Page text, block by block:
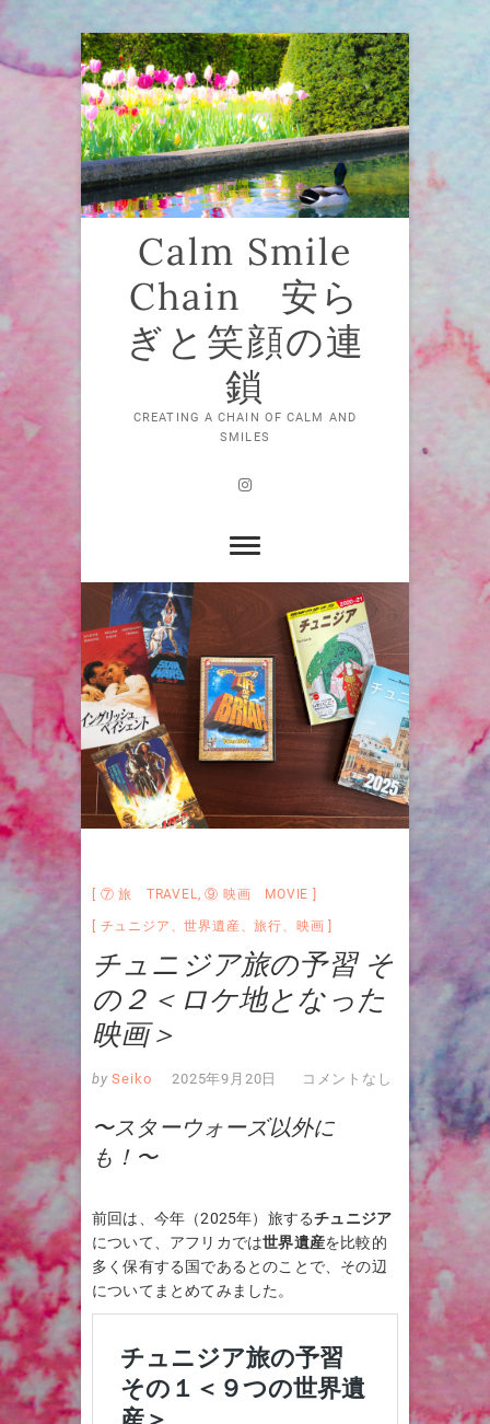
Skip
to
content
Calm Smile
Chain 安ら
ぎと笑顔の連
鎖
CREATING A CHAIN OF CALM AND
SMILES
Instagram
⑦ 旅 TRAVEL ,⑨ 映画 MOVIE
チュニジア 、世界遺産 、旅行 映画
チュニジア旅の予習 そ
の２＜ロケ地となった
映画＞
by Seiko 2025年9月20日 コメントなし
〜スターウォーズ以外に
も！〜
前回は、今年（2025年）旅するチュニジア
について、アフリカでは世界遺産を比較的
多く保有する国であるとのことで、その辺
についてまとめてみました。